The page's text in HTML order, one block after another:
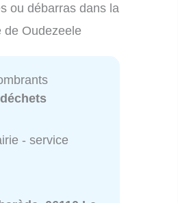
ou débarras dans la
de Oudezeele
- service